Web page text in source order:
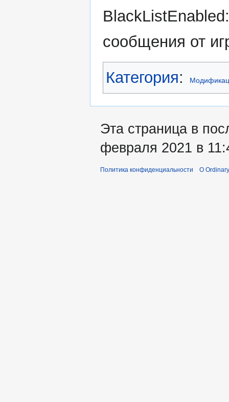
сообщения от
Категория:
Эта страница в
февраля 2021 в
Политика конфиденциальности О